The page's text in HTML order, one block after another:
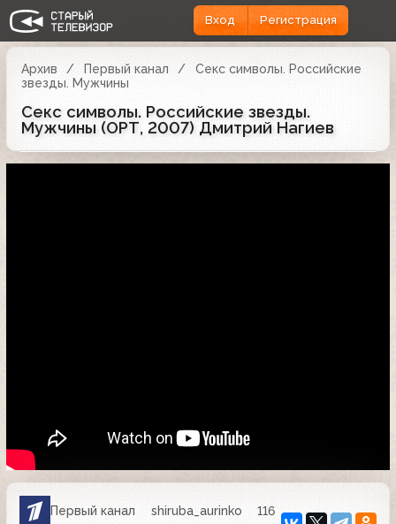
Вход Регистрация
Архив Первый канал
Секс символы. Российские
звезды. Мужчины
Секс символы. Российские звезды.
Мужчины (ОРТ, 2007) Дмитрий Нагиев
Первый канал shiruba_aurinko
116